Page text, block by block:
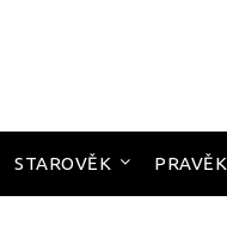
STAROVĚK PRAVĚK